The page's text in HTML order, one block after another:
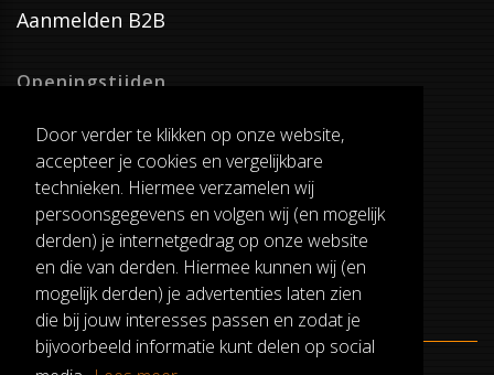
Door verder te klikken op onze website,
accepteer je cookies en vergelijkbare
technieken. Hiermee verzamelen wij
persoonsgegevens en volgen wij (en mogelijk
derden) je internetgedrag op onze website
en die van derden. Hiermee kunnen wij (en
mogelijk derden) je advertenties laten zien
die bij jouw interesses passen en zodat je
bijvoorbeeld informatie kunt delen op social
Aanmelden B2B
Openingstijden
Dinsdag T/M Zaterdag
van 8:00-17:00
Verzenddagen
Dinsdag T/M Vrijdag
Pauze
12:30-13:00